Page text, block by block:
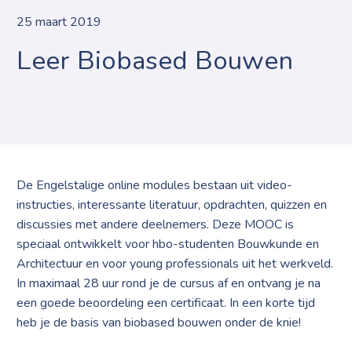
25 maart 2019
Leer Biobased Bouwen
De Engelstalige online modules bestaan uit video-
instructies, interessante literatuur, opdrachten, quizzen en
discussies met andere deelnemers. Deze MOOC is
speciaal ontwikkelt voor hbo-studenten Bouwkunde en
Architectuur en voor young professionals uit het werkveld.
In maximaal 28 uur rond je de cursus af en ontvang je na
een goede beoordeling een certificaat. In een korte tijd
heb je de basis van biobased bouwen onder de knie!